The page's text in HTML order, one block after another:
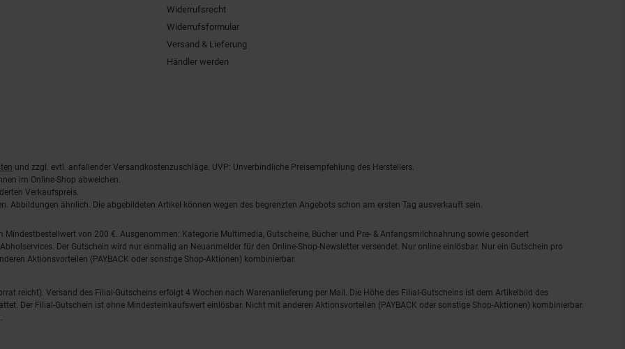
Widerrufsrecht
Widerrufsformular
Versand & Lieferung
Händler werden
und zzgl. evtl. anfallender Versandkostenzuschläge. UVP: Unverbindliche Preisempfehlung des Herstellers.
im Online-Shop abweichen.
Verkaufspreis.
Abbildungen ähnlich. Die abgebildeten Artikel können wegen des begrenzten Angebots schon am ersten Tag ausverkauft sein.
von 200 €. Ausgenommen: Kategorie Multimedia, Gutscheine, Bücher und Pre- & Anfangsmilchnahrung sowie gesondert
Der Gutschein wird nur einmalig an Neuanmelder für den Online-Shop-Newsletter versendet. Nur online einlösbar. Nur ein Gutschein pro
Aktionsvorteilen (PAYBACK oder sonstige Shop-Aktionen) kombinierbar.
reicht). Versand des Filial-Gutscheins erfolgt 4 Wochen nach Warenanlieferung per Mail. Die Höhe des Filial-Gutscheins ist dem Artikelbild des
Der Filial-Gutschein ist ohne Mindesteinkaufswert einlösbar. Nicht mit anderen Aktionsvorteilen (PAYBACK oder sonstige Shop-Aktionen) kombinierbar.